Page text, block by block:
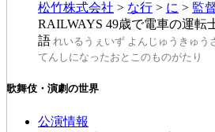
松竹株式会社 > な行 > に > 監
RAILWAYS 49歳で電車の運転
語 れいるうぇいず よんじゅうきゅう
てんしになったおとこのものがたり
歌舞伎・演劇の世界
公演情報